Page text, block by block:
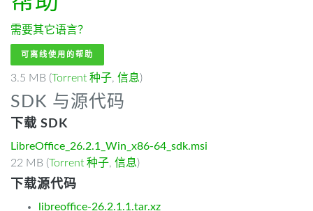
需要其它语言？
可离线使用的帮助
3.5 MB (Torrent 种子, 信息)
SDK 与源代码
下载 SDK
LibreOffice_26.2.1_Win_x86-64_sdk.msi
22 MB (Torrent 种子, 信息)
下载源代码
libreoffice-26.2.1.1.tar.xz